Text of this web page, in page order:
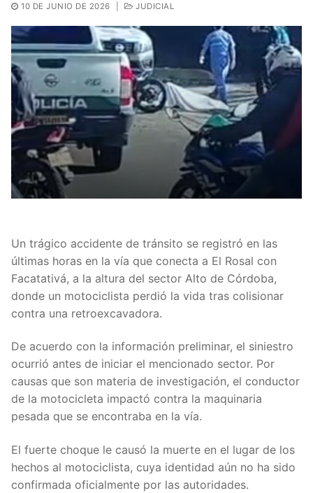
10 DE JUNIO DE 2026 JUDICIAL
Un trágico accidente de tránsito se registró en las
últimas horas en la vía que conecta a El Rosal con
Facatativá, a la altura del sector Alto de Córdoba,
donde un motociclista perdió la vida tras colisionar
contra una retroexcavadora.
De acuerdo con la información preliminar, el siniestro
ocurrió antes de iniciar el mencionado sector. Por
causas que son materia de investigación, el conductor
de la motocicleta impactó contra la maquinaria
pesada que se encontraba en la vía.
El fuerte choque le causó la muerte en el lugar de los
hechos al motociclista, cuya identidad aún no ha sido
confirmada oficialmente por las autoridades.